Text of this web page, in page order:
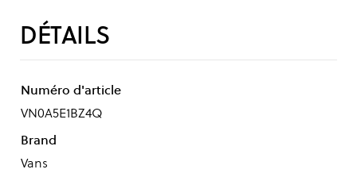
DÉTAILS
Numéro d'article
VN0A5E1BZ4Q
Brand
Vans